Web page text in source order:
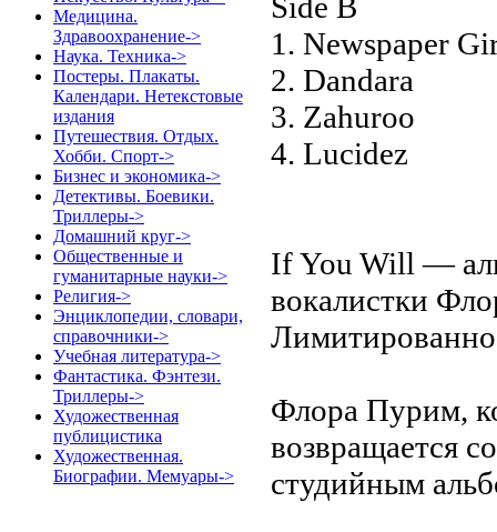
Медицина.
Здравоохранение->
Наука. Техника->
Постеры. Плакаты.
Календари. Нетекстовые
издания
Путешествия. Отдых.
Хобби. Спорт->
Бизнес и экономика->
Детективы. Боевики.
Триллеры->
Домашний круг->
Общественные и
гуманитарные науки->
Религия->
Энциклопедии, словари,
справочники->
Учебная литература->
Фантастика. Фэнтези.
Триллеры->
Художественная
публицистика
Художественная.
Биографии. Мемуары->
1. Newspaper
2. Dandara
3. Zahuroo
4. Lucidez
If You Will —
вокалистки
Флора Пурим,
возвращается
студийным